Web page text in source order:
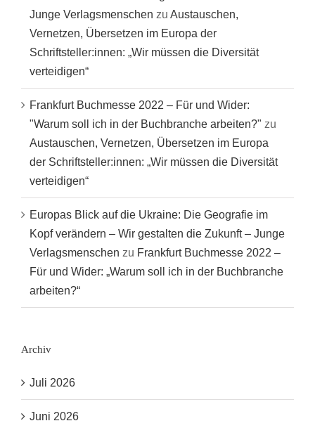
Junge Verlagsmenschen zu Austauschen,
Vernetzen, Übersetzen im Europa der
Schriftsteller:innen: „Wir müssen die Diversität
verteidigen“
Frankfurt Buchmesse 2022 – Für und Wider:
"Warum soll ich in der Buchbranche arbeiten?" zu
Austauschen, Vernetzen, Übersetzen im Europa
der Schriftsteller:innen: „Wir müssen die Diversität
verteidigen“
Europas Blick auf die Ukraine: Die Geografie im
Kopf verändern – Wir gestalten die Zukunft – Junge
Verlagsmenschen zu Frankfurt Buchmesse 2022 –
Für und Wider: „Warum soll ich in der Buchbranche
arbeiten?“
Archiv
Juli 2026
Juni 2026